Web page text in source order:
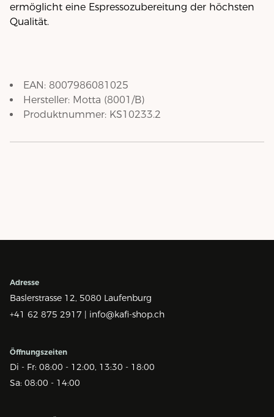
ermöglicht eine Espressozubereitung der höchsten
Qualität.
EAN: 8007986081025
Hersteller: Motta (8001/B)
Produktnummer: KS10233.2
Adresse
Baslerstrasse 12, 5080 Laufenburg
+41 62 875 2917 | info@kafi-shop.ch
Öffnungszeiten
Di - Fr: 08:00 - 12:00, 13:30 - 18:00
Sa: 08:00 - 14:00